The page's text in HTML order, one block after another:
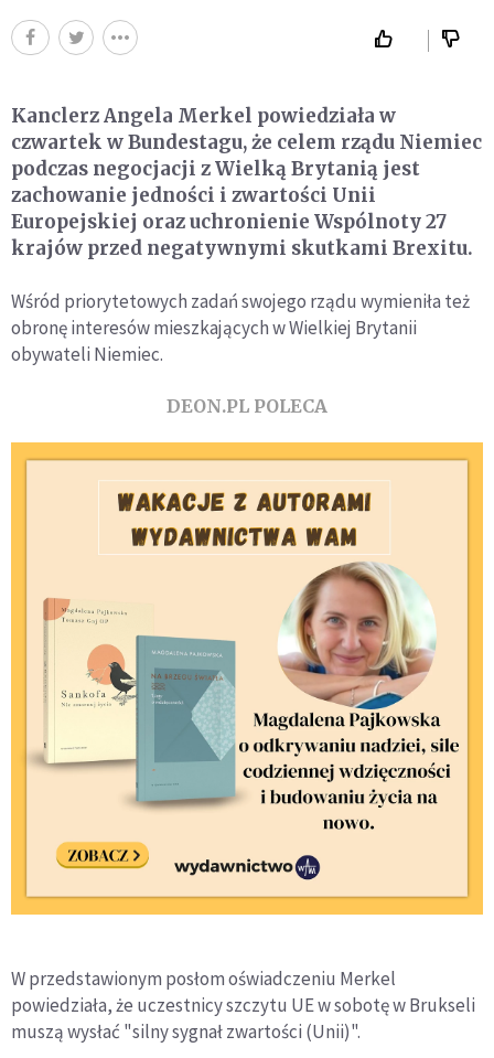
Kanclerz Angela Merkel powiedziała w
czwartek w Bundestagu, że celem rządu Niemiec
podczas negocjacji z Wielką Brytanią jest
zachowanie jedności i zwartości Unii
Europejskiej oraz uchronienie Wspólnoty 27
krajów przed negatywnymi skutkami Brexitu.
Wśród priorytetowych zadań swojego rządu wymieniła też
obronę interesów mieszkających w Wielkiej Brytanii
obywateli Niemiec.
DEON.PL POLECA
W przedstawionym posłom oświadczeniu Merkel
powiedziała, że uczestnicy szczytu UE w sobotę w Brukseli
muszą wysłać "silny sygnał zwartości (Unii)".